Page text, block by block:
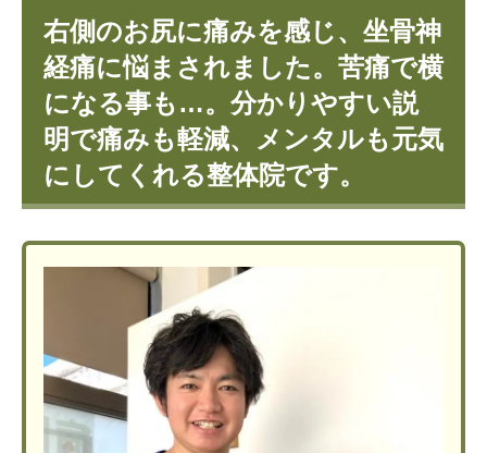
右側のお尻に痛みを感じ、坐骨神
経痛に悩まされました。苦痛で横
になる事も…。分かりやすい説
明で痛みも軽減、メンタルも元気
にしてくれる整体院です。